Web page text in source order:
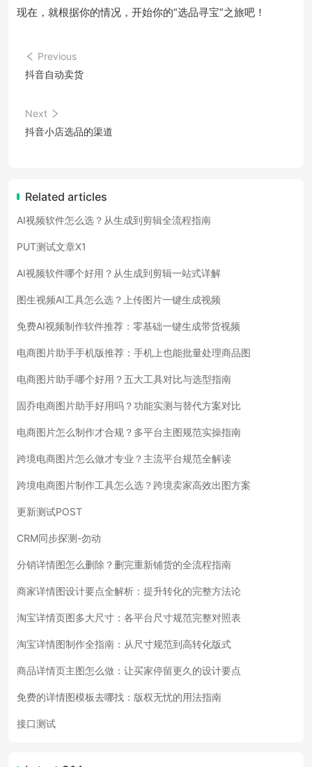
现在，就根据你的情况，开始你的“选品寻宝”之旅吧！
Previous
抖音自动卖货
Next
抖音小店选品的渠道
Related articles
AI视频软件怎么选？从生成到剪辑全流程指南
PUT测试文章X1
AI视频软件哪个好用？从生成到剪辑一站式详解
图生视频AI工具怎么选？上传图片一键生成视频
免费AI视频制作软件推荐：零基础一键生成带货视频
电商图片助手手机版推荐：手机上也能批量处理商品图
电商图片助手哪个好用？五大工具对比与选型指南
固乔电商图片助手好用吗？功能实测与替代方案对比
电商图片怎么制作才合规？多平台主图规范实操指南
跨境电商图片怎么做才专业？主流平台规范全解读
跨境电商图片制作工具怎么选？跨境卖家高效出图方案
更新测试POST
CRM同步探测-勿动
分销详情图怎么删除？删完重新铺货的全流程指南
商家详情图设计要点全解析：提升转化的完整方法论
淘宝详情页图多大尺寸：各平台尺寸规范完整对照表
淘宝详情图制作全指南：从尺寸规范到高转化版式
商品详情页主图怎么做：让买家停留更久的设计要点
免费的详情图模板去哪找：版权无忧的用法指南
接口测试